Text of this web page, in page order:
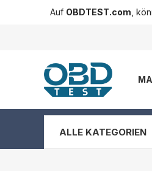
Auf OBDTEST.com ,
ALLE KATEGORIEN